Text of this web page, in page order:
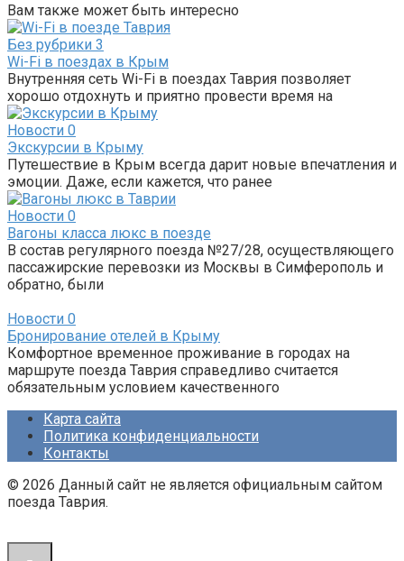
Вам также может быть интересно
Без рубрики 3
Wi-Fi в поездах в Крым
Внутренняя сеть Wi-Fi в поездах Таврия позволяет
хорошо отдохнуть и приятно провести время на
Новости 0
Экскурсии в Крыму
Путешествие в Крым всегда дарит новые впечатления и
эмоции. Даже, если кажется, что ранее
Новости 0
Вагоны класса люкс в поезде
В состав регулярного поезда №27/28, осуществляющего
пассажирские перевозки из Москвы в Симферополь и
обратно, были
Новости 0
Бронирование отелей в Крыму
Комфортное временное проживание в городах на
маршруте поезда Таврия справедливо считается
обязательным условием качественного
Карта сайта
Политика конфиденциальности
Контакты
© 2026 Данный сайт не является официальным сайтом
поезда Таврия.